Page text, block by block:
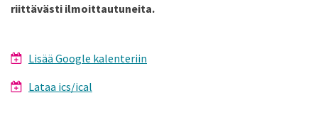
riittävästi ilmoittautuneita.
Lisää Google kalenteriin
Lataa ics/ical